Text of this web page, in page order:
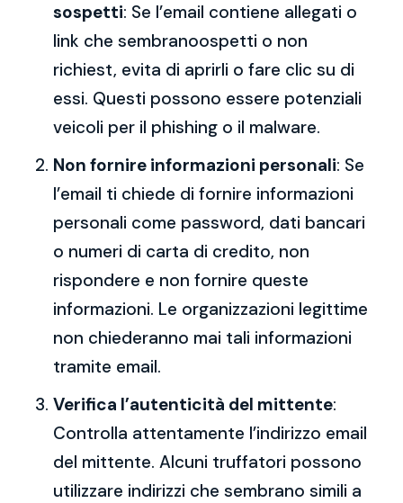
sospetti: Se l’email contiene allegati o
link che sembranoospetti o non
richiest, evita di aprirli o fare clic su di
essi. Questi possono essere potenziali
veicoli per il phishing o il malware.
Non fornire informazioni personali: Se
l’email ti chiede di fornire informazioni
personali come password, dati bancari
o numeri di carta di credito, non
rispondere e non fornire queste
informazioni. Le organizzazioni legittime
non chiederanno mai tali informazioni
tramite email.
Verifica l’autenticità del mittente:
Controlla attentamente l’indirizzo email
del mittente. Alcuni truffatori possono
utilizzare indirizzi che sembrano simili a